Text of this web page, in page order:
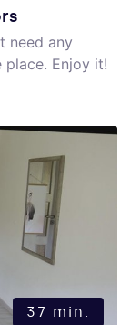
need any
Enjoy it!
37 min.